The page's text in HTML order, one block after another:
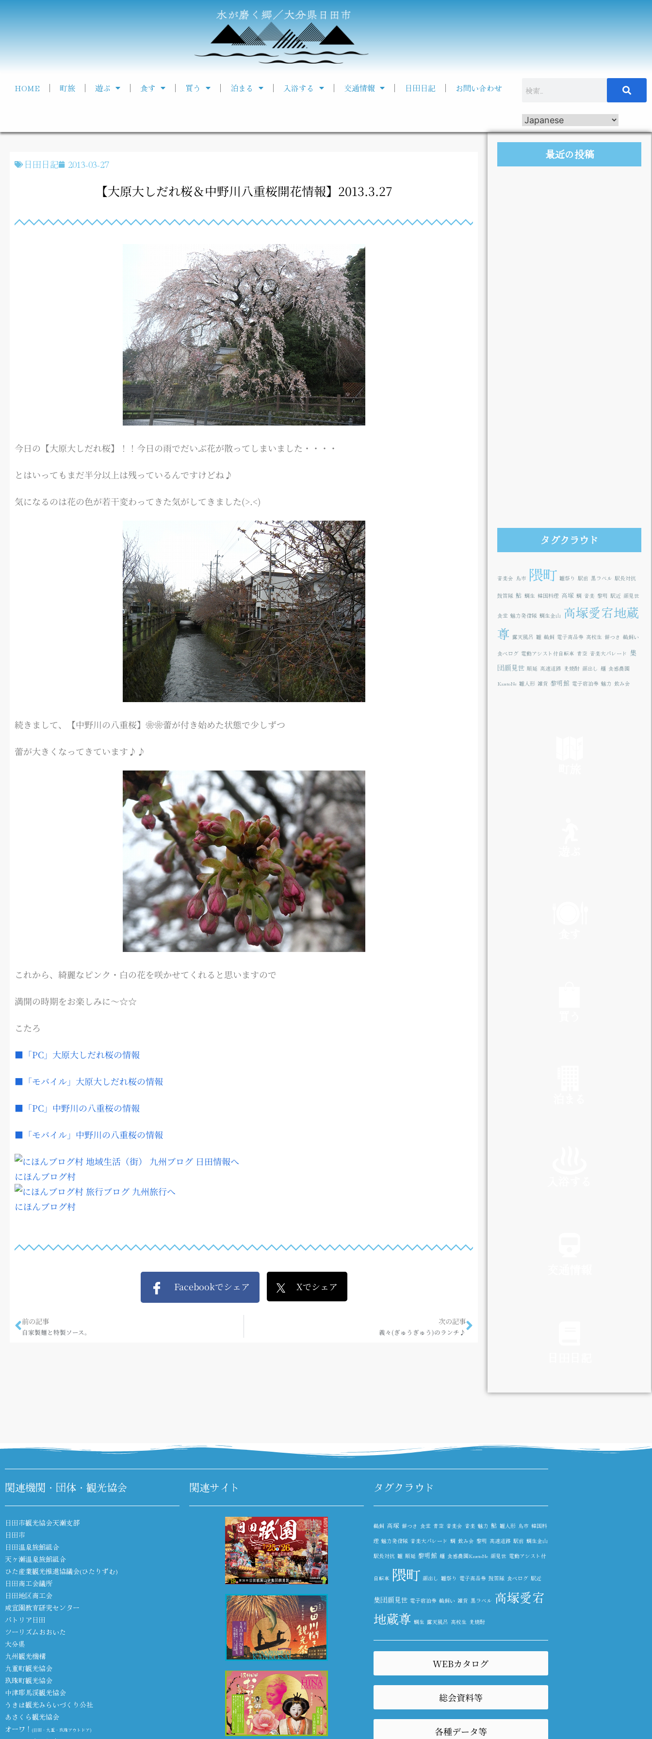
HOME 町旅 遊ぶ 食す 買う 泊まる 入浴する 交通情報 日田日記 お問い合わせ
日田日記 2013-03-27
【大原大しだれ桜＆中野川八重桜開花情報】2013.3.27
今日の【大原大しだれ桜】！！今日の雨でだいぶ花が散ってしまいました・・・・
とはいってもまだ半分以上は残っているんですけどね♪
気になるのは花の色が若干変わってきた気がしてきました(>.<)
続きまして、【中野川の八重桜】❀❀蕾が付き始めた状態で少しずつ
蕾が大きくなってきています♪♪
これから、綺麗なピンク・白の花を咲かせてくれると思いますので
満開の時期をお楽しみに～☆☆
こたろ
■「PC」大原大しだれ桜の情報
■「モバイル」大原大しだれ桜の情報
■「PC」中野川の八重桜の情報
■「モバイル」中野川の八重桜の情報
にほんブログ村
にほんブログ村
Facebookでシェア Xでシェア
前の記事
自家製麺と特製ソース。
次の記事
義々(ぎゅうぎゅう)のランチ♪
最近の投稿
タグクラウド
音楽会 鳥市 隈町 雛祭り 駅前 黒ラベル 駅長対抗
鼓笛隊 鮎 鯛生 韓国料理 高塚 鯛 音楽 黎明 駅近 顔見世
食堂 魅力発信隊 鯛生金山 高塚愛宕地蔵
尊 露天風呂 雛 鵜飼 電子商品券 高校生 餅つき 鵜飼い
食べログ 電動アシスト付自転車 青空 音楽大パレード 集
団顔見世 順延 高速道路 麦焼酎 顔出し 麺 食感農園
KazetoNe 雛人形 雑貨 黎明館 電子宿泊券 魅力 飲み会
DIARY
関連機関・団体・観光協会
日田市観光協会天瀬支部
日田市
日田温泉旅館組合
天ヶ瀬温泉旅館組合
ひた産業観光推進協議会(ひたりずむ)
日田商工会議所
日田地区商工会
咸宜園教育研究センター
パトリア日田
ツーリズムおおいた
大分県
九州観光機構
九重町観光協会
玖珠町観光協会
中津耶馬渓観光協会
うきは観光みらいづくり公社
あさくら観光協会
オーワ！ (日田・九重・玖珠アウトドア)
関連サイト タグクラウド
鵜飼 高塚 餅つき 食堂 青空 音楽会 音楽 魅力 鮎 雛人形 鳥市 韓国料
理 魅力発信隊 音楽大パレード 鯛 飲み会 黎明 高速道路 駅前 鯛生金山
駅長対抗 雛 順延 黎明館 麺 食感農園KazetoNe 顔見世 電動アシスト付
自転車 隈町 顔出し 雛祭り 電子商品券 鼓笛隊 食べログ 駅近
集団顔見世 電子宿泊券 鵜飼い 雑貨 黒ラベル 高塚愛宕
地蔵尊 鯛生 露天風呂 高校生 麦焼酎
WEBカタログ
総会資料等
各種データ等